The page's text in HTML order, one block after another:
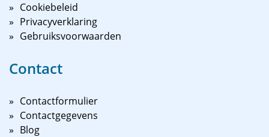
Cookiebeleid
Privacyverklaring
Gebruiksvoorwaarden
Contact
Contactformulier
Contactgegevens
Blog